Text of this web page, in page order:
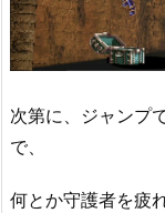
次第に、ジャンプ
で、
何とか守護者を疲